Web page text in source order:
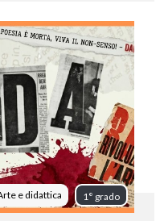
e didattica 1° grado